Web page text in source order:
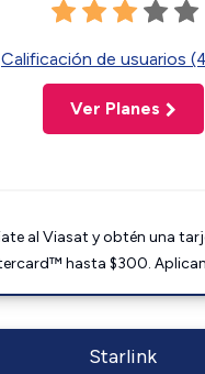
Calificación de usuarios
Ver Planes
al Viasat y obtén una
hasta $300.
Starlink